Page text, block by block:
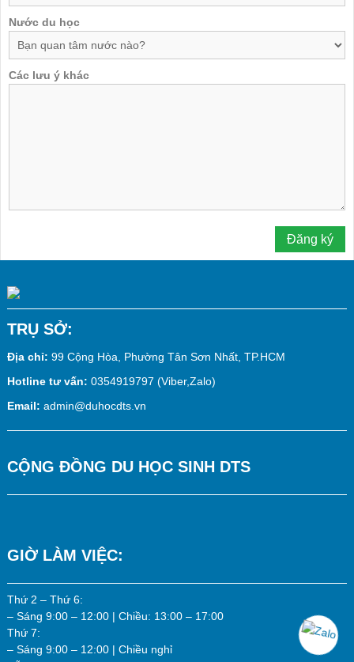
Nước du học
Các lưu ý khác
TRỤ SỞ:
Địa chỉ: 99 Cộng Hòa, Phường Tân Sơn Nhất, TP.HCM
Hotline tư vấn: 0354919797 (Viber,Zalo)
Email: admin@duhocdts.vn
CỘNG ĐỒNG DU HỌC SINH DTS
GIỜ LÀM VIỆC:
Thứ 2 – Thứ 6:
– Sáng 9:00 – 12:00 | Chiều: 13:00 – 17:00
Thứ 7:
– Sáng 9:00 – 12:00 | Chiều nghỉ